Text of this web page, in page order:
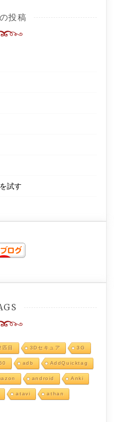
投稿
試す
匹目 3Dセキュア 3G
adb AddQuicktag
android Anki
atavi athan